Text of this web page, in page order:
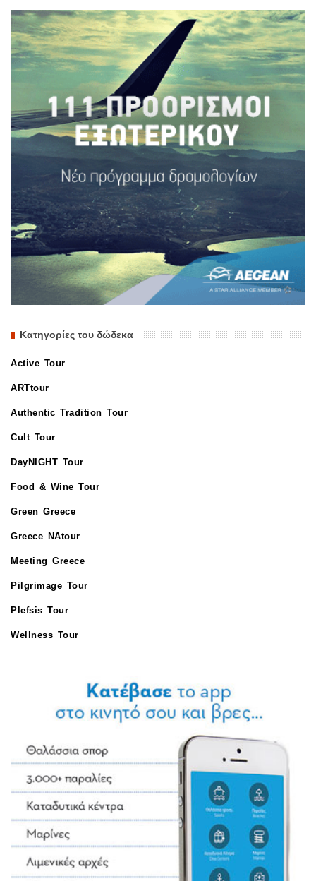
Κατηγορίες του δώδεκα
Active Tour
ARTtour
Authentic Tradition Tour
Cult Tour
DayNIGHT Tour
Food & Wine Tour
Green Greece
Greece NAtour
Meeting Greece
Pilgrimage Tour
Plefsis Tour
Wellness Tour